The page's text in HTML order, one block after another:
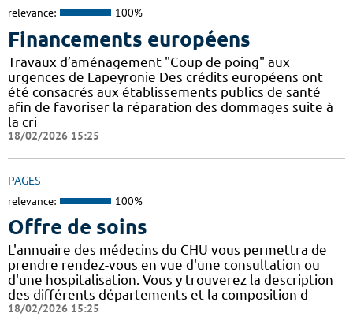
relevance: 100%
Financements européens
Travaux d’aménagement "Coup de poing" aux
urgences de Lapeyronie Des crédits européens ont
été consacrés aux établissements publics de santé
afin de favoriser la réparation des dommages suite à
la cri
18/02/2026 15:25
PAGES
relevance: 100%
Offre de soins
L'annuaire des médecins du CHU vous permettra de
prendre rendez-vous en vue d'une consultation ou
d'une hospitalisation. Vous y trouverez la description
des différents départements et la composition d
18/02/2026 15:25